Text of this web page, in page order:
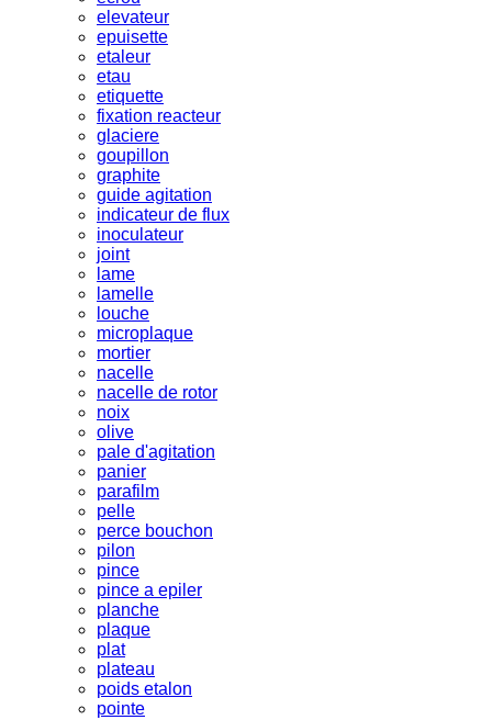
elevateur
epuisette
etaleur
etau
etiquette
fixation reacteur
glaciere
goupillon
graphite
guide agitation
indicateur de flux
inoculateur
joint
lame
lamelle
louche
microplaque
mortier
nacelle
nacelle de rotor
noix
olive
pale d'agitation
panier
parafilm
pelle
perce bouchon
pilon
pince
pince a epiler
planche
plaque
plat
plateau
poids etalon
pointe